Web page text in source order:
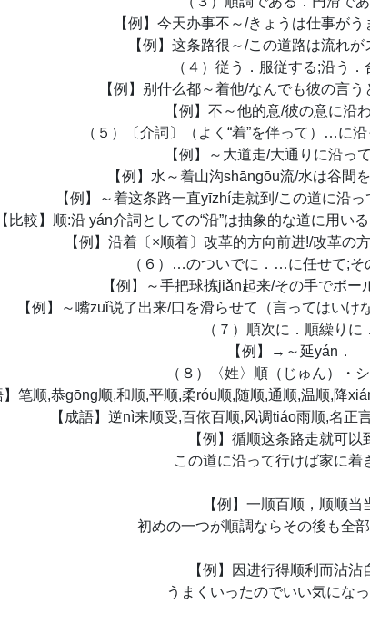
【例】今天办事不～/きょうは仕事がう
【例】这条路很～/この道路は流れが
（４）従う．服従する;沿う．
【例】别什么都～着他/なんでも彼の言う
【例】不～他的意/彼の意に沿
（５）〔介詞〕（よく“着”を伴って）…に
【例】～大道走/大通りに沿っ
【例】水～着山沟shāngōu流/水は谷間
【例】～着这条路一直yīzhí走就到/この道に沿っ
比較】顺:沿 yán介詞としての“沿”は抽象的な道に用い
【例】沿着〔×顺着〕改革的方向前进!/改革の
（６）…のついでに．…に任せて;そ
【例】～手把球拣jiǎn起来/その手でボー
【例】～嘴zuǐ说了出来/口を滑らせて（言ってはいけ
（７）順次に．順繰りに．
【例】→～延yán．
（８）〈姓〉順（じゅん）・シ
】笔顺,恭gōng顺,和顺,平顺,柔róu顺,随顺,通顺,温顺,降
【成語】逆nì来顺受,百依百顺,风调tiáo雨顺,名正
【例】循顺这条路走就可以
この道に沿って行けば家に着
【例】一顺百顺，顺顺当
初めの一つが順調ならその後も全部
【例】因进行得顺利而沾沾
うまくいったのでいい気にな